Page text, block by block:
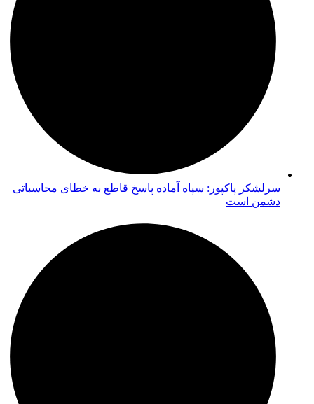
سرلشکر پاکپور: سپاه آماده پاسخ قاطع به خطای محاسباتی
دشمن است